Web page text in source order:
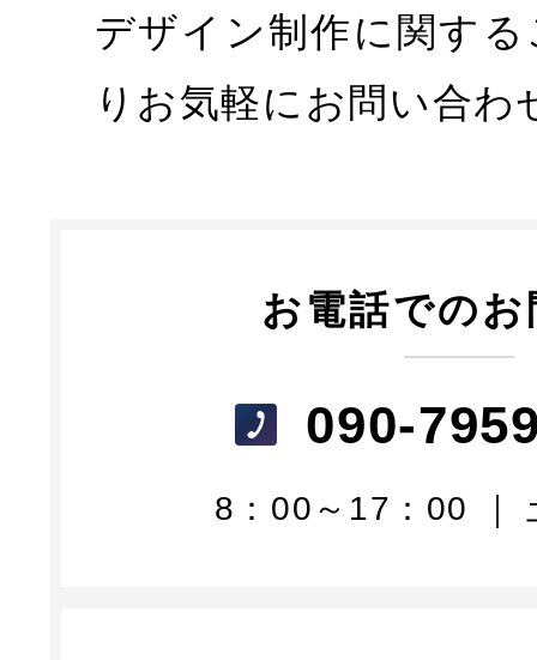
デザイン制作に関す
りお気軽にお問い合わ
お電話での
090-
8：00～17：00 ｜